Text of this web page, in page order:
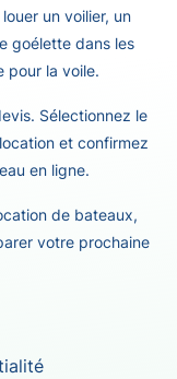
un voilier, un
goélette dans les
pour la voile.
Sélectionnez le
et confirmez
en ligne.
de bateaux,
votre prochaine